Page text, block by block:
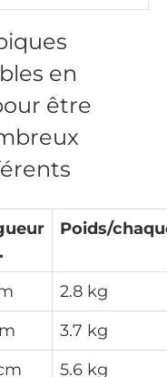
en
être
Poids/
2.8 kg
3.7 kg
5.6 kg